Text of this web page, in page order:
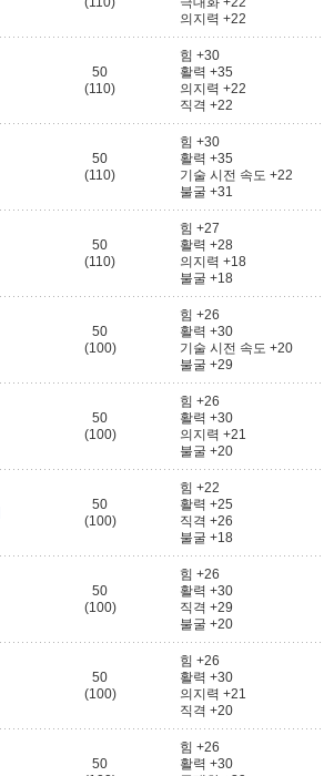
의지력 +22
50
(110)
힘 +30
활력 +35
의지력 +22
직격 +22
50
(110)
힘 +30
활력 +35
기술 시전 속도 +22
불굴 +31
50
(110)
힘 +27
활력 +28
의지력 +18
불굴 +18
50
(100)
힘 +26
활력 +30
기술 시전 속도 +20
불굴 +29
50
(100)
힘 +26
활력 +30
의지력 +21
불굴 +20
50
(100)
힘 +22
활력 +25
직격 +26
불굴 +18
50
(100)
힘 +26
활력 +30
직격 +29
불굴 +20
50
(100)
힘 +26
활력 +30
의지력 +21
직격 +20
50
힘 +26
활력 +30